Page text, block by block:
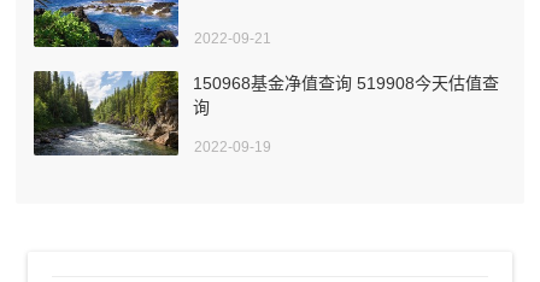
2022-09-21
150968基金净值查询 519908今天估值查
询
2022-09-19